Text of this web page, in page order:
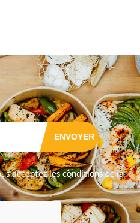
acceptez les conditions de la